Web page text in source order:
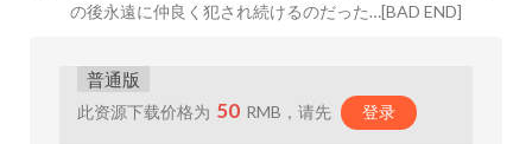
の後永遠に仲良く犯され続けるのだった…[BAD END]
普通版
此资源下载价格为 50 RMB，请先 登录